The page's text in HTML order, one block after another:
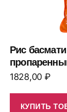
Рис
1828,00 ₽
КУПИТЬ